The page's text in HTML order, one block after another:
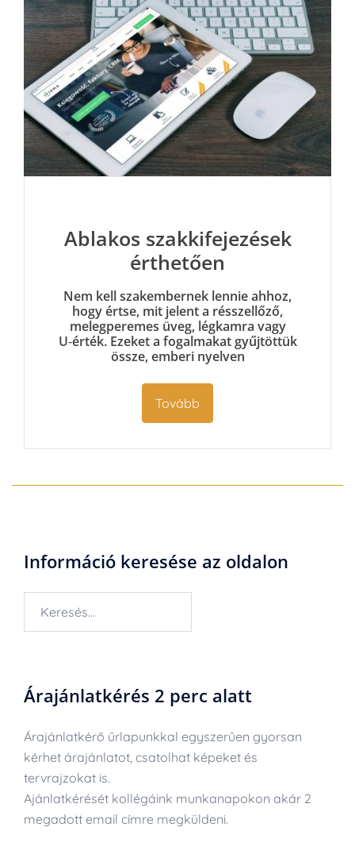
Ablakos szakkifejezések
érthetően
Nem kell szakembernek lennie ahhoz,
hogy értse, mit jelent a rés­szellőző,
melegperemes üveg, légkamra vagy
U‑érték. Ezeket a fogalmakat gyűjtöttük
össze, emberi nyelven
Tovább
Információ keresése az oldalon
Árajánlatkérés 2 perc alatt
Árajánlatkérő űrlapunkkal egyszerűen gyorsan
kérhet árajánlatot, csatolhat képeket és
tervrajzokat is.
Ajánlatkérését kollégáink munkanapokon akár 2
megadott email címre megküldeni.